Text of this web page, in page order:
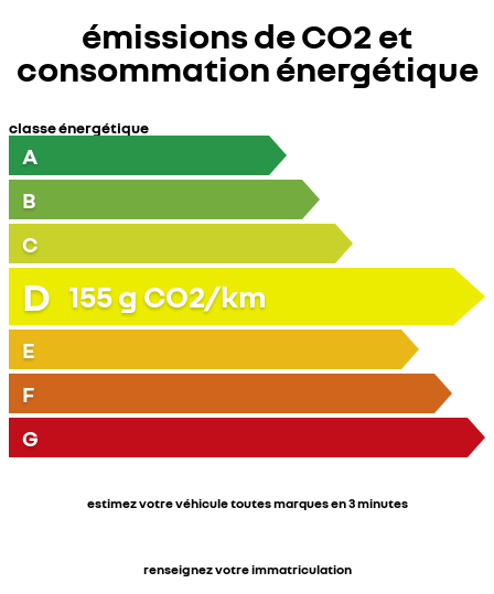
émissions de CO2 et
consommation énergétique
classe énergétique
A
B
C
D 155g CO2/km
E
F
G
estimez votre véhicule toutes marques en 3 minutes
renseignez votre immatriculation